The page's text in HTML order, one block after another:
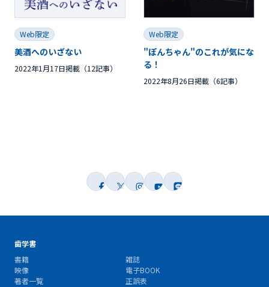
Web限定
美酒へのいざない
2022年1月17日掲載（12記事）
Web限定
"ぽんちゃん"のこれが気にな
る！
2022年8月26日掲載（6記事）
歯学書
書籍
雑誌
映像
電子BOOK
著者一覧
正誤表